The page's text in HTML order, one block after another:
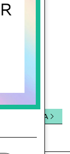
INVIA